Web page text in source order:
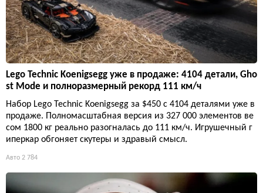
Lego Technic Koenigsegg уже в продаже: 4104 детали, Gho
st Mode и полноразмерный рекорд 111 км/ч
Набор Lego Technic Koenigsegg за $450 с 4104 деталями уже в
продаже. Полномасштабная версия из 327 000 элементов ве
сом 1800 кг реально разогналась до 111 км/ч. Игрушечный г
иперкар обгоняет скутеры и здравый смысл.
Авто 2 784